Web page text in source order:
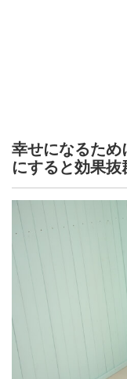
幸せになるため
にすると効果抜